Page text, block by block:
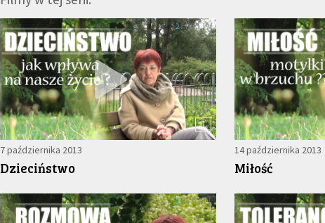
1
7 października 2013
Dzieciństwo
14 października 2013
Miłość